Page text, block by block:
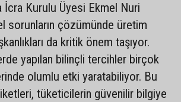
İcra Kurulu Üyesi Ekmel Nuri
sorunların çözümünde üretim
da kritik önem taşıyor.
yapılan bilinçli tercihler birçok
olumlu etki yaratabiliyor. Bu
tüketicilerin güvenilir bilgiye